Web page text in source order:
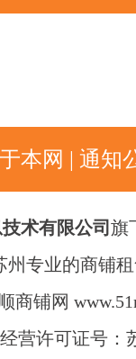
本网 | 通知
术有限公司 旗
州专业的商铺
商铺网
营许可证号：